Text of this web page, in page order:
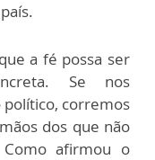
a fé possa ser
Se nos
corremos
dos que não
afirmou o